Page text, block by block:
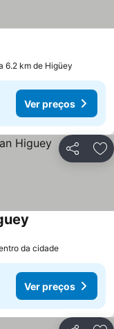
6.2 km de Higüey
Ver preços
Partilhar
da cidade
Ver preços